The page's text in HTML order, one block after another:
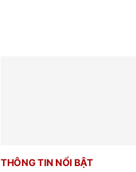
THÔNG TIN NỔI BẬT